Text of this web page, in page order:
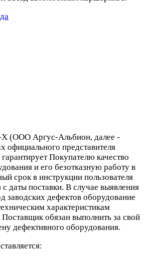
(ООО Аргус-Альбион, далее -
официального представителя
Покупателю качество
и его безотказную работу в
срок в инструкции пользователя
с даты поставки. В случае выявления
заводских дефектов оборудование
характеристикам
обязан выполнить за свой
дефективного оборудования.